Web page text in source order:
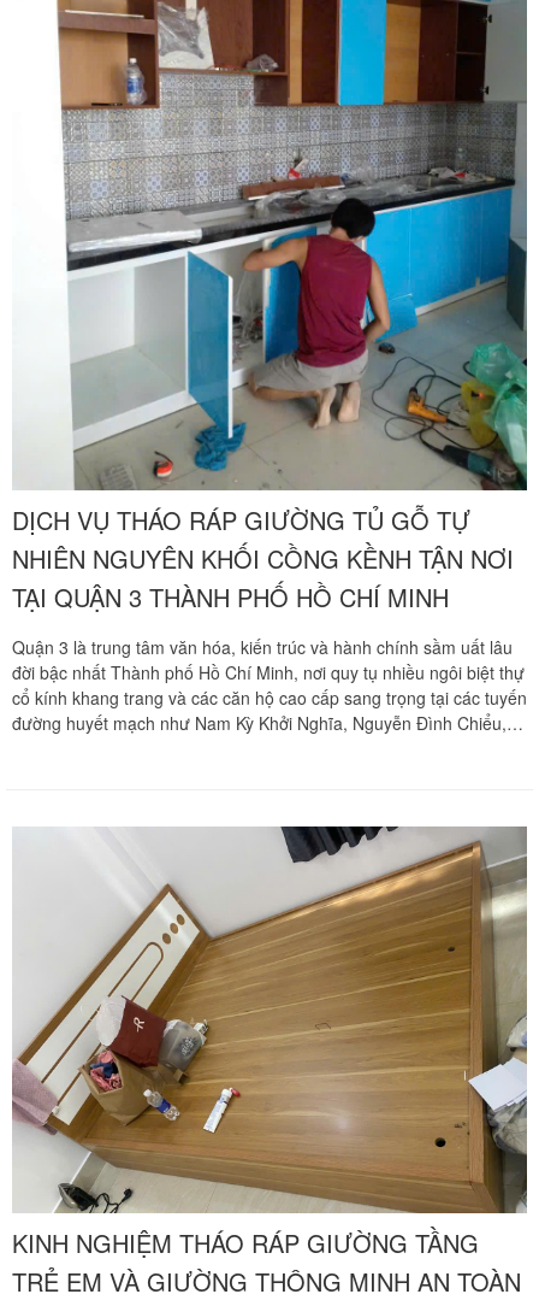
chuyên nghiệp tận nhà tại Quận 10, cam kết thi công thần tốc, bảo
vệ vẹn toàn kết cấu mộc và giữ gìn vẹn nguyên tính thẩm mỹ sang
trọng cho tài sản của bạn. Quý khách hàng cần tư vấn phương án
và nhận báo giá ưu đãi tốt nhất hãy gọi ngay hotline hỗ trợ liên tục
hai mươi tư trên bảy qua số điện thoại 0913 371 378 hoặc số 0972
366 628 để nhận phản hồi siêu tốc từ đội ngũ Khôi Nguyên.
DỊCH VỤ THÁO RÁP GIƯỜNG TỦ GỖ TỰ
NHIÊN NGUYÊN KHỐI CỒNG KỀNH TẬN NƠI
TẠI QUẬN 3 THÀNH PHỐ HỒ CHÍ MINH
Quận 3 là trung tâm văn hóa, kiến trúc và hành chính sầm uất lâu
đời bậc nhất Thành phố Hồ Chí Minh, nơi quy tụ nhiều ngôi biệt thự
cổ kính khang trang và các căn hộ cao cấp sang trọng tại các tuyến
đường huyết mạch như Nam Kỳ Khởi Nghĩa, Nguyễn Đình Chiểu,
quý tự nhiên nguyên khối như gõ đỏ, căm xe, hương đá, trắc, sồi
luôn là những tài sản đắt giá mang giá trị kinh tế và tinh thần vô
cùng to lớn. Khi phát sinh nhu cầu chuyển dọn nhà mới, thay đổi
phòng ngủ hay cải tạo không gian sống, việc tháo dỡ và di dời các
khối gỗ đồ sộ nặng hàng trăm kilogam qua các ngõ hẻm dốc dẹp
hay cầu thang bộ hẹp luôn là bài toán kỹ thuật vô cùng hóc búa.
Chuyển nhà Khôi Nguyên mang đến giải pháp tháo ráp giường tủ
gỗ tự nhiên nguyên khối chuyên nghiệp tận nhà tại Quận 3, cam
kết bảo vệ vẹn toàn kết cấu mộc mỹ nghệ, giữ gìn nước sơn sang
trọng và giúp gia đình bạn hoàn toàn thảnh thơi dọn về tổ ấm mới.
Quý khách hàng cần tư vấn phương án thi công nhanh chóng và
nhận báo giá ưu đãi tốt nhất hãy gọi ngay hotline hỗ trợ liên tục hai
mươi tư trên bảy qua số 0913 371 378 hoặc số 0972 366 628 để
nhận phản hồi siêu tốc từ đội ngũ Khôi Nguyên.
KINH NGHIỆM THÁO RÁP GIƯỜNG TẦNG
TRẺ EM VÀ GIƯỜNG THÔNG MINH AN TOÀN